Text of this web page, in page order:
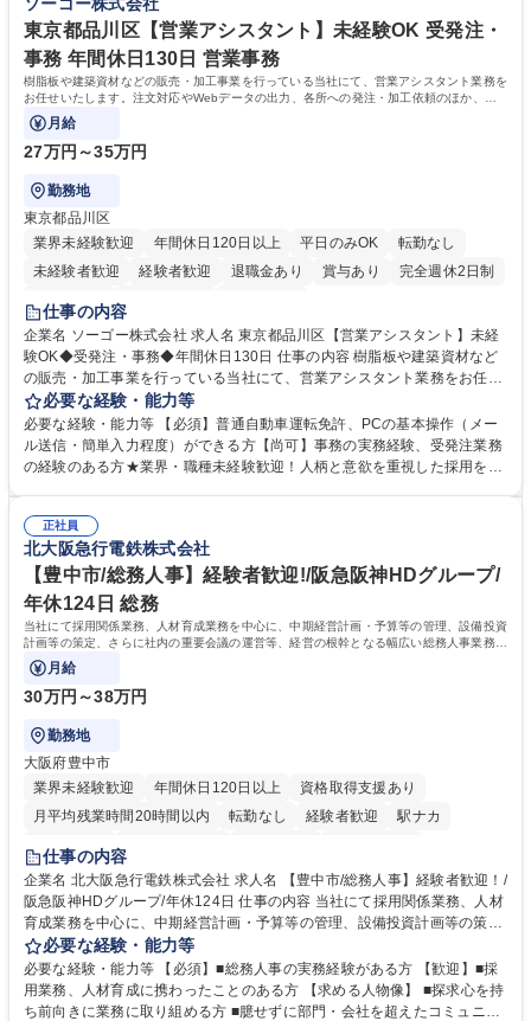
業務全般 募集職種 【東京／文京区】公益財団法人の総務人事業務／年間
休日125日
東京都品川区【営業アシスタント】未経験OK 受発注・
事務 年間休日130日 営業事務
樹脂板や建築資材などの販売・加工事業を行っている当社にて、営業アシスタント業務を
お任せいたします。注文対応やWebデータの出力、各所への発注・加工依頼のほか、電
話・メール対応等の事務業務を担当します。
月給
27万円～35万円
勤務地
東京都品川区
業界未経験歓迎
年間休日120日以上 平日のみOK
転勤なし
未経験者歓迎
経験者歓迎 退職金あり 賞与あり
完全週休2日制
交通費支給
仕事の内容
企業名 ソーゴー株式会社 求人名 東京都品川区【営業アシスタント】未経
験OK◆受発注・事務◆年間休日130日 仕事の内容 樹脂板や建築資材など
の販売・加工事業を行っている当社にて、営業アシスタント業務をお任せ
いたします。注文対応やWebデータの出力、各所への発注・加工依頼のほ
か、電話・メール対応等の事務業務を担当します。 ■受注・発注業務：FA
Xによる注文対応、Web発注データのプリントアウト、各仕入先・協力会
社への発注および加工依頼等 ■納品書・請求書の作成および発送手配 ■商
当社の指定する業務 募集職種 東京都品川区【営業アシスタント】未経験O
K◆受発注・事務◆年間休日130日
必要な経験・能力等
必要な経験・能力等 【必須】普通自動車運転免許、PCの基本操作（メー
ル送信・簡単入力程度）ができる方【尚可】事務の実務経験、受発注業務
の経験のある方★業界・職種未経験歓迎！人柄と意欲を重視した採用を行
変化に臨機応変かつ柔軟に対応できる方、約束を守り正確に作業を進めら
れる方を求めています。高度なPCスキルや関数知識は一切不要です。丁
寧な指導体制が整っているため、安心してお仕事をスタートしていただけ
ます。 学歴・資格 学歴：大学院 大学 高専 短大 専修学校 高校 語学力：
資格：
正社員
北大阪急行電鉄株式会社
【豊中市/総務人事】経験者歓迎!/阪急阪神HDグループ/
年休124日 総務
当社にて採用関係業務、人材育成業務を中心に、中期経営計画・予算等の管理、設備投資
計画等の策定、さらに社内の重要会議の運営等、経営の根幹となる幅広い総務人事業務全
般を担当していただきます。
月給
30万円～38万円
勤務地
大阪府豊中市
業界未経験歓迎
年間休日120日以上
資格取得支援あり
月平均残業時間20時間以内
転勤なし 経験者歓迎
駅ナカ
退職金あり
土日祝休み
服装自由 昼食補助あり 食事補助あり
仕事の内容
企業名 北大阪急行電鉄株式会社 求人名 【豊中市/総務人事】経験者歓迎！/
阪急阪神HDグループ/年休124日 仕事の内容 当社にて採用関係業務、人材
育成業務を中心に、中期経営計画・予算等の管理、設備投資計画等の策
定、さらに社内の重要会議の運営等、経営の根幹となる幅広い総務人事業
務全般を担当していただきます。 【主な業務内容】 ■採用関係業務および
人材育成(社員研修)業務の推進 ■中期経営計画および予算等の管理 ■設備
投資計画等の策定 ■社内の重要会議の運営 ■その他総務人事業務全般 【入
必要な経験・能力等
必要な経験・能力等 【必須】■総務人事の実務経験がある方 【歓迎】■採
用業務、人材育成に携わったことのある方 【求める人物像】 ■探求心を持
ち前向きに業務に取り組める方 ■臆せずに部門・会社を超えたコミュニケ